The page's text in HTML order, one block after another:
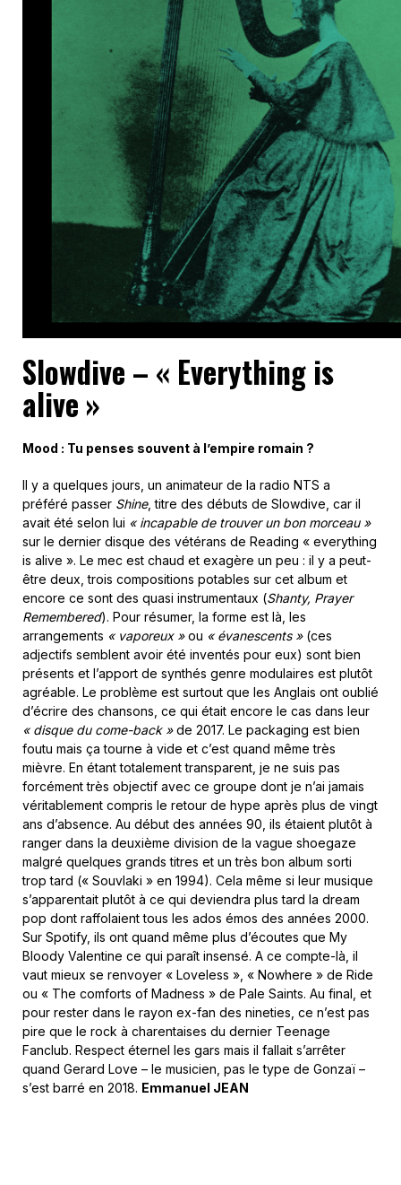
Slowdive – « Everything is
alive »
Mood : Tu penses souvent à l’empire romain ?
Il y a quelques jours, un animateur de la radio NTS a
préféré passer Shine, titre des débuts de Slowdive, car il
avait été selon lui « incapable de trouver un bon morceau »
sur le dernier disque des vétérans de Reading « everything
is alive ». Le mec est chaud et exagère un peu : il y a peut-
être deux, trois compositions potables sur cet album et
encore ce sont des quasi instrumentaux (Shanty, Prayer
Remembered). Pour résumer, la forme est là, les
arrangements « vaporeux »ou « évanescents »(ces
adjectifs semblent avoir été inventés pour eux) sont bien
présents et l’apport de synthés genre modulaires est plutôt
agréable. Le problème est surtout que les Anglais ont oublié
d’écrire des chansons, ce qui était encore le cas dans leur
« disque du come-back »de 2017. Le packaging est bien
foutu mais ça tourne à vide et c’est quand même très
mièvre. En étant totalement transparent, je ne suis pas
forcément très objectif avec ce groupe dont je n’ai jamais
véritablement compris le retour de hype après plus de vingt
ans d’absence. Au début des années 90, ils étaient plutôt à
ranger dans la deuxième division de la vague shoegaze
malgré quelques grands titres et un très bon album sorti
trop tard (« Souvlaki » en 1994). Cela même si leur musique
s’apparentait plutôt à ce qui deviendra plus tard la dream
pop dont raffolaient tous les ados émos des années 2000.
Sur Spotify, ils ont quand même plus d’écoutes que My
Bloody Valentine ce qui paraît insensé. A ce compte-là, il
vaut mieux se renvoyer « Loveless », « Nowhere » de Ride
ou « The comforts of Madness » de Pale Saints. Au final, et
pour rester dans le rayon ex-fan des nineties, ce n’est pas
pire que le rock à charentaises du dernier Teenage
Fanclub. Respect éternel les gars mais il fallait s’arrêter
quand Gerard Love – le musicien, pas le type de Gonzaï –
s’est barré en 2018. Emmanuel JEAN